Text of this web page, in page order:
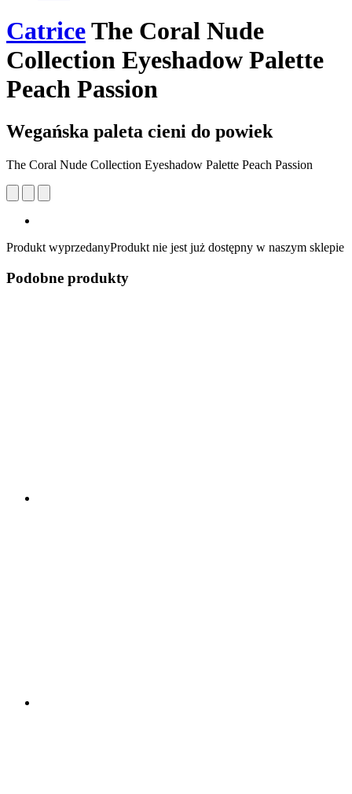
CatriceThe Coral Nude
Collection Eyeshadow Palette
Peach Passion
Wegańska paleta cieni do powiek
The Coral Nude Collection Eyeshadow Palette Peach Passion
Produkt wyprzedanyProdukt nie jest już dostępny w naszym sklepie
Podobne produkty